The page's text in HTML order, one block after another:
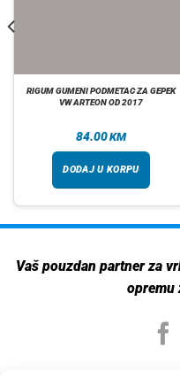
RIGUM GUMENI PODMETAC ZA GEPEK
VW ARTEON OD 2017
84.00KM
DODAJ U KORPU
Vaš pouzdan partner za
opremu